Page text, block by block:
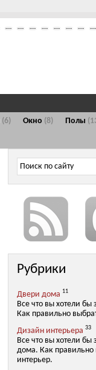
(6) Окно (8) Полы
Рубрики
Двери дома 11
Все что вы хотели бы
Как правильно
Дизайн интерьера 33
Все что вы хотели бы
дома. Как правильно
интерьер.